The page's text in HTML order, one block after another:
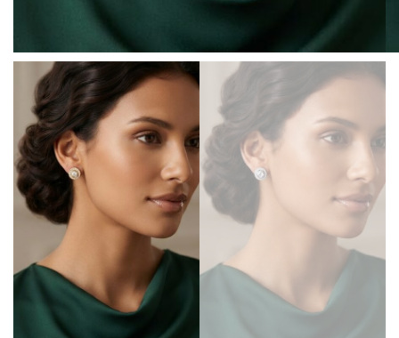
TARJETAS REGALO